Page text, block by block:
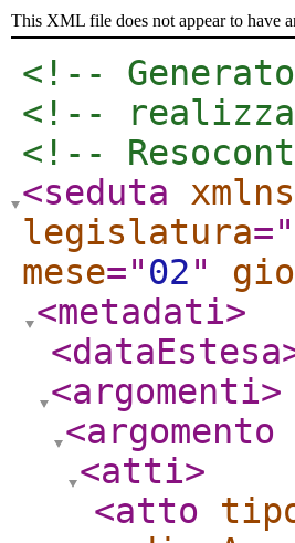
This XML file does not appear to have
<!--
<!--
<!--
<seduta
legislatura="
mese="02"
<metadati>
<dataEstesa
<argomenti>
<argomento
<atti>
<atto